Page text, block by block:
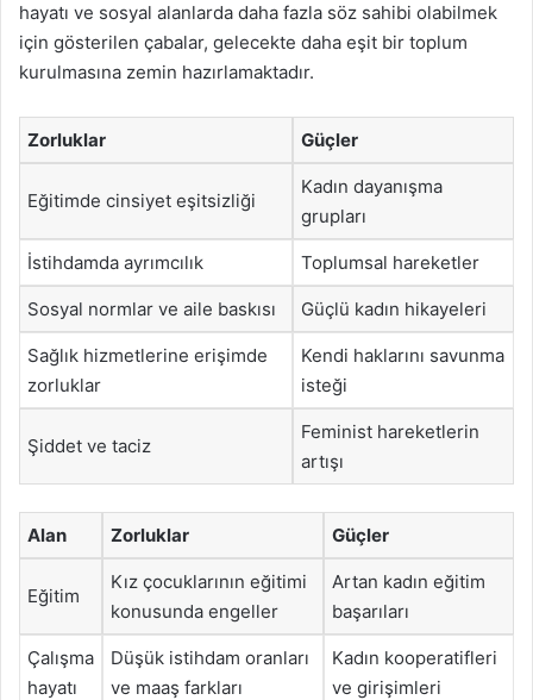
hayatı ve sosyal alanlarda daha fazla söz sahibi olabilmek
için gösterilen çabalar, gelecekte daha eşit bir toplum
kurulmasına zemin hazırlamaktadır.
Zorluklar Güçler
Eğitimde cinsiyet eşitsizliği
Kadın dayanışma
grupları
İstihdamda ayrımcılık Toplumsal hareketler
Sosyal normlar ve aile baskısı Güçlü kadın hikayeleri
Sağlık hizmetlerine erişimde
zorluklar
Kendi haklarını savunma
isteği
Şiddet ve taciz
Feminist hareketlerin
artışı
Alan Zorluklar Güçler
Eğitim
Kız çocuklarının eğitimi
konusunda engeller
Artan kadın eğitim
başarıları
Çalışma
hayatı
Düşük istihdam oranları
ve maaş farkları
Kadın kooperatifleri
ve girişimleri